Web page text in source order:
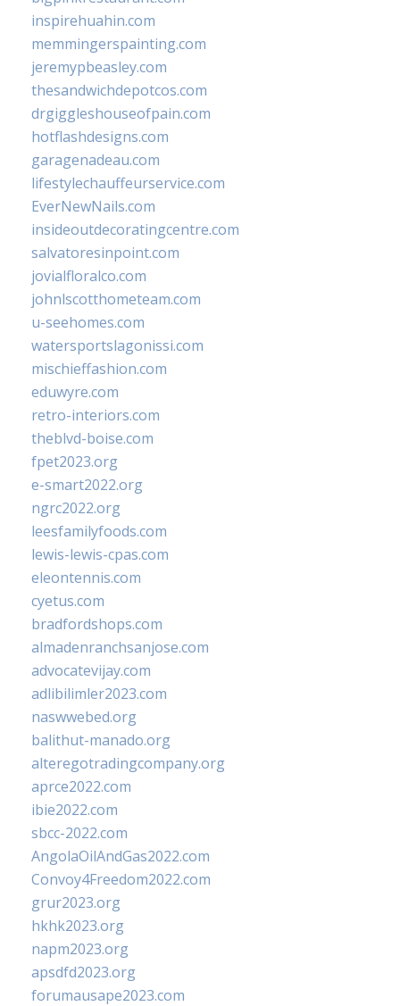
inspirehuahin.com
memmingerspainting.com
jeremypbeasley.com
thesandwichdepotcos.com
drgiggleshouseofpain.com
hotflashdesigns.com
garagenadeau.com
lifestylechauffeurservice.com
EverNewNails.com
insideoutdecoratingcentre.com
salvatoresinpoint.com
jovialfloralco.com
johnlscotthometeam.com
u-seehomes.com
watersportslagonissi.com
mischieffashion.com
eduwyre.com
retro-interiors.com
theblvd-boise.com
fpet2023.org
e-smart2022.org
ngrc2022.org
leesfamilyfoods.com
lewis-lewis-cpas.com
eleontennis.com
cyetus.com
bradfordshops.com
almadenranchsanjose.com
advocatevijay.com
adlibilimler2023.com
naswwebed.org
balithut-manado.org
alteregotradingcompany.org
aprce2022.com
ibie2022.com
sbcc-2022.com
AngolaOilAndGas2022.com
Convoy4Freedom2022.com
grur2023.org
hkhk2023.org
napm2023.org
apsdfd2023.org
forumausape2023.com